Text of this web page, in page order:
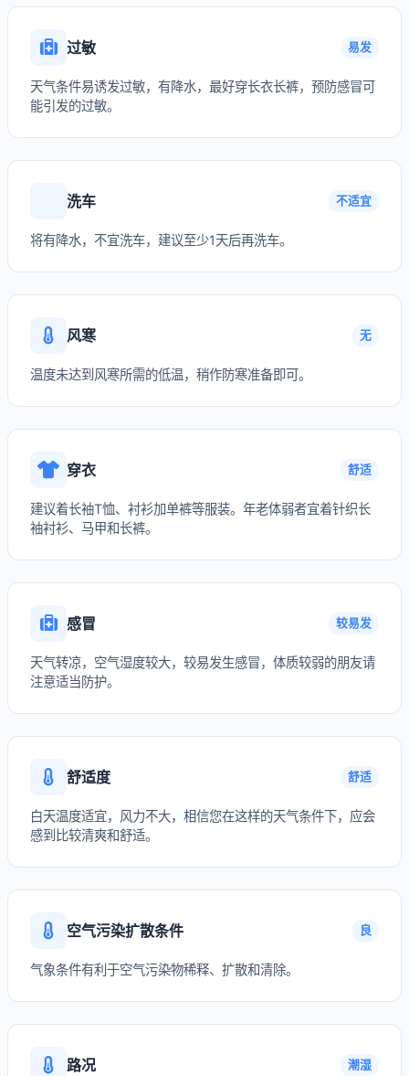
过敏 易发
天气条件易诱发过敏，有降水，最好穿长衣长裤，预防感冒可
能引发的过敏。
洗车 不适宜
将有降水，不宜洗车，建议至少1天后再洗车。
风寒 无
温度未达到风寒所需的低温，稍作防寒准备即可。
穿衣 舒适
建议着长袖T恤、衬衫加单裤等服装。年老体弱者宜着针织长
袖衬衫、马甲和长裤。
感冒 较易发
天气转凉，空气湿度较大，较易发生感冒，体质较弱的朋友请
注意适当防护。
舒适度 舒适
白天温度适宜，风力不大，相信您在这样的天气条件下，应会
感到比较清爽和舒适。
空气污染扩散条件 良
气象条件有利于空气污染物稀释、扩散和清除。
路况 潮湿